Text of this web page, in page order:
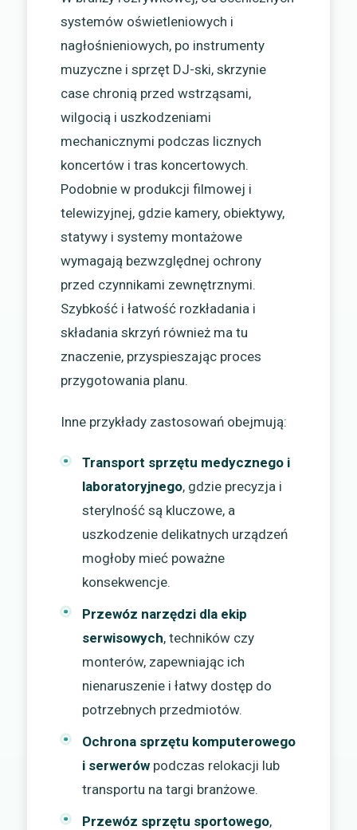
systemów oświetleniowych i
nagłośnieniowych, po instrumenty
muzyczne i sprzęt DJ-ski, skrzynie
case chronią przed wstrząsami,
wilgocią i uszkodzeniami
mechanicznymi podczas licznych
koncertów i tras koncertowych.
Podobnie w produkcji filmowej i
telewizyjnej, gdzie kamery, obiektywy,
statywy i systemy montażowe
wymagają bezwzględnej ochrony
przed czynnikami zewnętrznymi.
Szybkość i łatwość rozkładania i
składania skrzyń również ma tu
znaczenie, przyspieszając proces
przygotowania planu.
Inne przykłady zastosowań obejmują:
Transport sprzętu medycznego i
laboratoryjnego, gdzie precyzja i
sterylność są kluczowe, a
uszkodzenie delikatnych urządzeń
mogłoby mieć poważne
konsekwencje.
Przewóz narzędzi dla ekip
serwisowych, techników czy
monterów, zapewniając ich
nienaruszenie i łatwy dostęp do
potrzebnych przedmiotów.
Ochrona sprzętu komputerowego
i serwerów podczas relokacji lub
transportu na targi branżowe.
Przewóz sprzętu sportowego,